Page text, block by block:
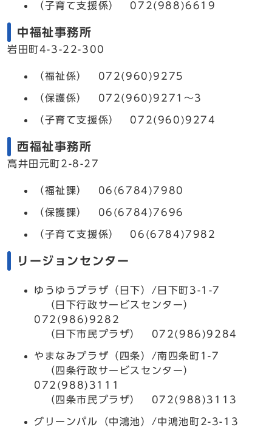
（子育て支援係） 072(988)6619
中福祉事務所
岩田町4-3-22-300
（福祉係） 072(960)9275
（保護係） 072(960)9271～3
（子育て支援係） 072(960)9274
西福祉事務所
高井田元町2-8-27
（福祉課） 06(6784)7980
（保護課） 06(6784)7696
（子育て支援係） 06(6784)7982
リージョンセンター
ゆうゆうプラザ（日下）/日下町3-1-7
（日下行政サービスセンター）
072(986)9282
（日下市民プラザ） 072(986)9284
やまなみプラザ（四条）/南四条町1-7
（四条行政サービスセンター）
072(988)3111
（四条市民プラザ） 072(988)3113
グリーンパル（中鴻池）/中鴻池町2-3-13